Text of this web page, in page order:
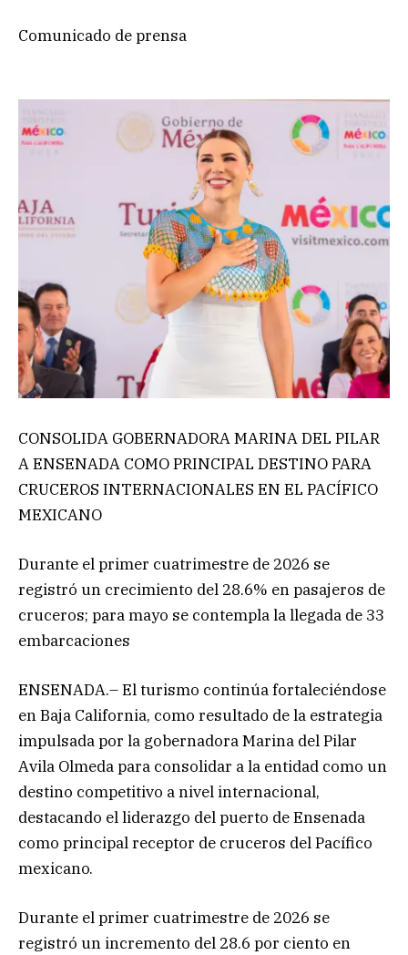
Comunicado de prensa
CONSOLIDA GOBERNADORA MARINA DEL PILAR
A ENSENADA COMO PRINCIPAL DESTINO PARA
CRUCEROS INTERNACIONALES EN EL PACÍFICO
MEXICANO
Durante el primer cuatrimestre de 2026 se
registró un crecimiento del 28.6% en pasajeros de
cruceros; para mayo se contempla la llegada de 33
embarcaciones
ENSENADA.– El turismo continúa fortaleciéndose
en Baja California, como resultado de la estrategia
impulsada por la gobernadora Marina del Pilar
Avila Olmeda para consolidar a la entidad como un
destino competitivo a nivel internacional,
destacando el liderazgo del puerto de Ensenada
como principal receptor de cruceros del Pacífico
mexicano.
Durante el primer cuatrimestre de 2026 se
registró un incremento del 28.6 por ciento en